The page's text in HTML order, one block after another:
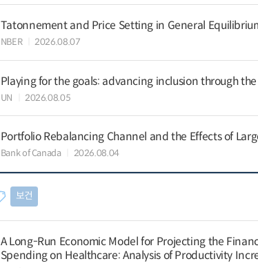
Tatonnement and Price Setting in General
NBER 2026.08.07
Playing for the goals: advancing inclusion through
UN 2026.08.05
Portfolio Rebalancing Channel and the Effects of
Bank of Canada 2026.08.04
보건
A Long-Run Economic Model for Projecting the
Spending on Healthcare: Analysis of Productivity